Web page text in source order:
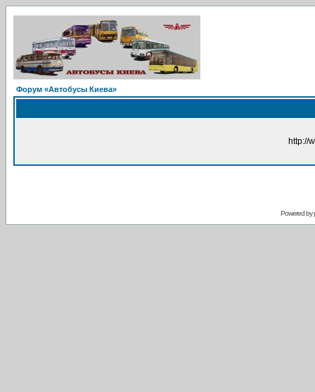
Форум «Автобусы Киева»
http://
Powered by